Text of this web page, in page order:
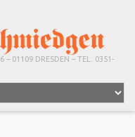
– 01109 DRESDEN – TEL. 0351-